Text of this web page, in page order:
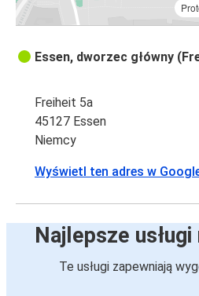
Essen, dworzec główny
Freiheit 5a
45127 Essen
Niemcy
Wyświetl ten adres w
Najlepsze usługi
Te usługi zapewniają